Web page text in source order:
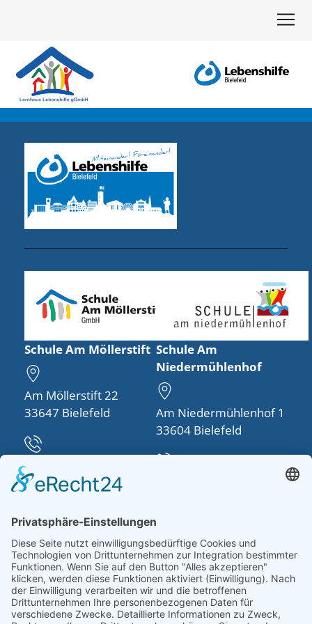
Schule Am Möllerstift
Am Möllerstift 22
33647 Bielefeld
Telefon: 0521 48950-30
info(at)schule-am-
moellerstift.de
Schule Am
Niedermühlenhof
Am Niedermühlenhof 1
33604 Bielefeld
schulleitung(at)schule-
am-
niedermuehlenhof.de